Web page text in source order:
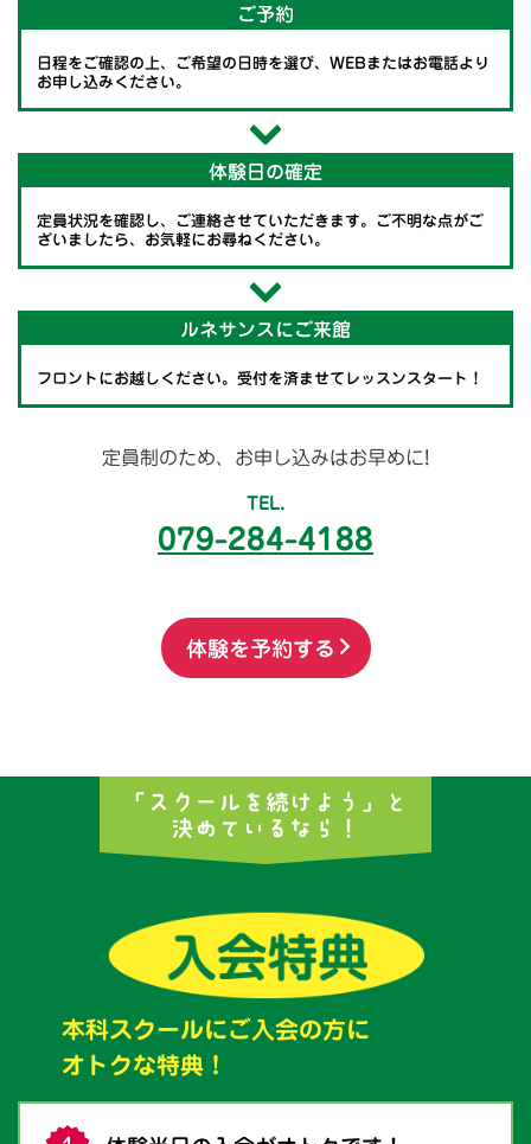
ご予約
日程をご確認の上、ご希望の日時を選び、WEBまたはお電話より
お申し込みください。
体験日の確定
定員状況を確認し、ご連絡させていただきます。ご不明な点がご
ざいましたら、お気軽にお尋ねください。
ルネサンスにご来館
フロントにお越しください。受付を済ませてレッスンスタート！
定員制のため、お申し込みはお早めに!
TEL.
079-284-4188
体験を予約する
「スクールを続けよう」と
決めているなら！
本科スクールにご入会の方に
オトクな特典！